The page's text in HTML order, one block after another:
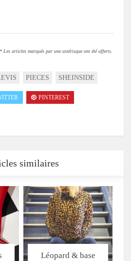
* Les articles marqués par une astérisque ont été offerts.
PIECES SHEINSIDE
PINTEREST
similaires
Léopard & base